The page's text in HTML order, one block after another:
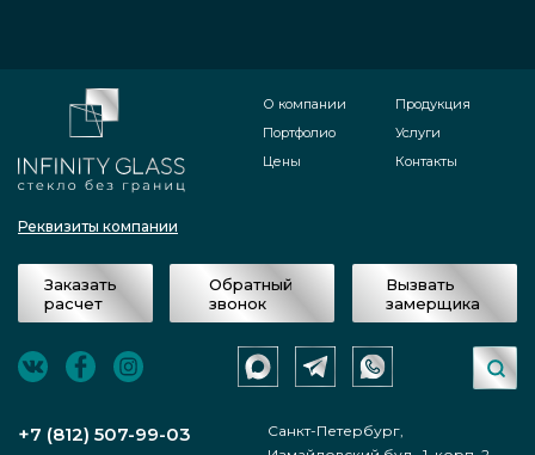
Реквизиты компании
О компании
Портфолио
Цены
Продукция
Услуги
Контакты
Заказать
расчет
Обратный
звонок
Вызвать
замерщика
+7 (812) 507-99-03
Санкт-Петербург,